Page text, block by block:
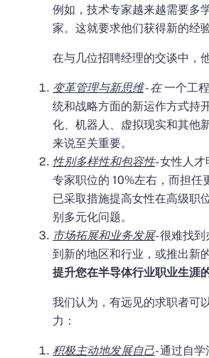
例如，技术专家越来越需要多
家。这就要求他们获得新的经
在与几位招聘经理的交谈中，
变革管理与新思维- 在一个工
统和战略方面的新运作方式持
化、机器人、虚拟现实和其他
来说至关重要。
性别多样性和包容性- 女性人才
专家职位的 10%左右，而担
已采取措施提高女性在高级职
别多元化问题。
市场拓展和业务发展- 很难找
到新的地区和行业，或推出新
提升您在半导体行业职业生涯
我们认为，有远见的求职者可
力：
积极主动地发展自己- 通过自